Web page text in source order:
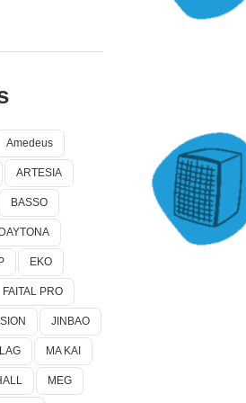
Amedeus
ARTESIA
BASSO
DAYTONA
EKO
FAITAL PRO
JINBAO
LAG MA KAI
MEG